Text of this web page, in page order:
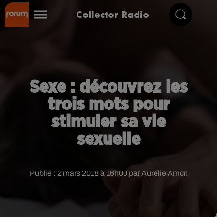
Collector Radio
Sexe : découvrez les
trois mots pour
stimuler sa vie
sexuelle
Publié : 2 mars 2018 à 16h00 par Aurélie Amcn